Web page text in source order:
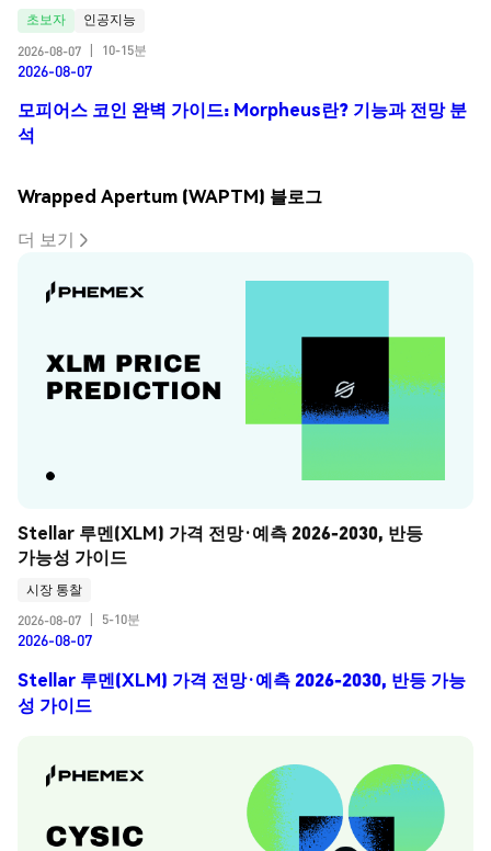
초보자
인공지능
2026-08-07
10-15분
2026-08-07
모피어스 코인 완벽 가이드: Morpheus란? 기능과 전망 분
석
Wrapped Apertum (WAPTM) 블로그
더 보기
Stellar 루멘(XLM) 가격 전망·예측 2026-2030, 반등
가능성 가이드
시장 통찰
2026-08-07
5-10분
2026-08-07
Stellar 루멘(XLM) 가격 전망·예측 2026-2030, 반등 가능
성 가이드